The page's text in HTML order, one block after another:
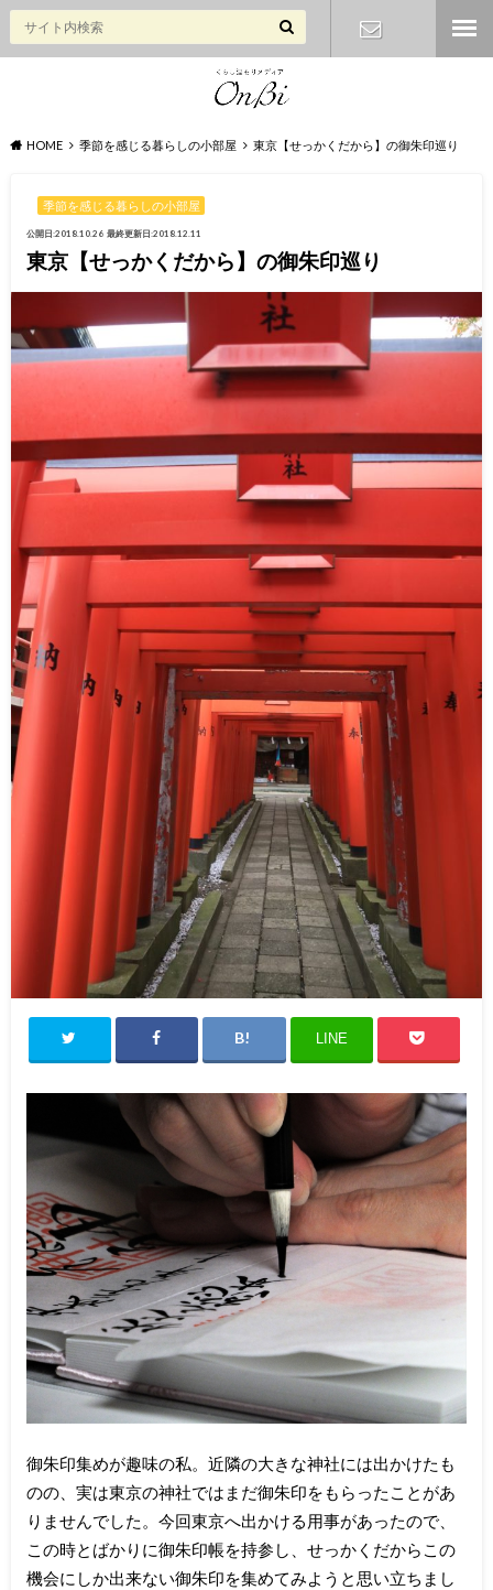
せ
HOME 季節を感じる暮らしの小部屋 東京【せっかくだから】の御朱印巡り
季節を感じる暮らしの小部屋
公開日:2018.10.26 最終更新日:2018.12.11
東京【せっかくだから】の御朱印巡り
LINE
御朱印集めが趣味の私。近隣の大きな神社には出かけたも
のの、実は東京の神社ではまだ御朱印をもらったことがあ
りませんでした。今回東京へ出かける用事があったので、
この時とばかりに御朱印帳を持参し、せっかくだからこの
機会にしか出来ない御朱印を集めてみようと思い立ちまし